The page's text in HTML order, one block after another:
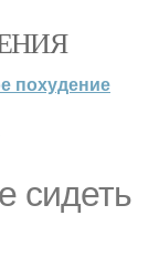
похудение
сидеть